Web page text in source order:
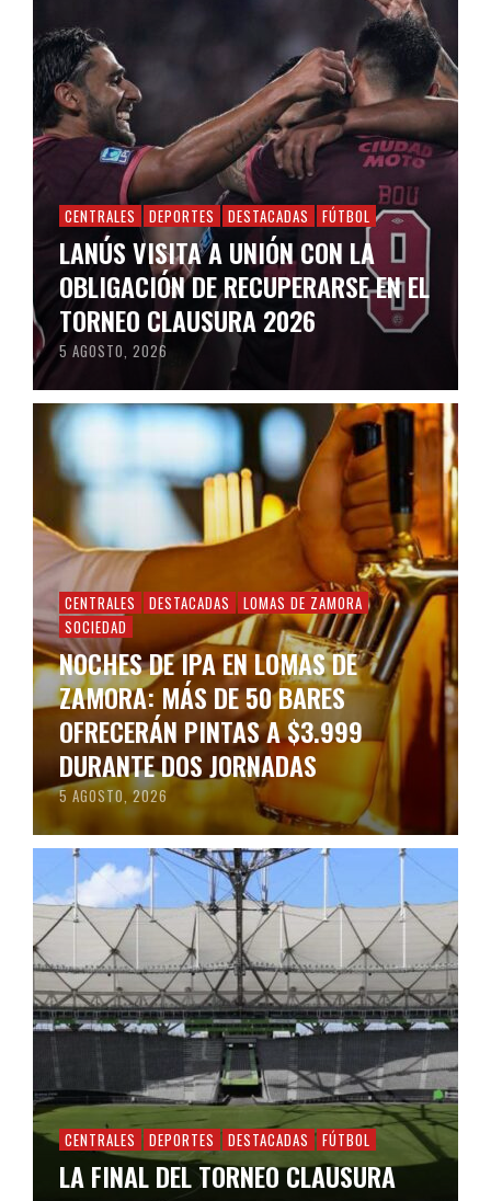
CENTRALES DEPORTES DESTACADAS FÚTBOL
LANÚS VISITA A UNIÓN CON LA
OBLIGACIÓN DE RECUPERARSE EN EL
TORNEO CLAUSURA 2026
5 AGOSTO, 2026
CENTRALES DESTACADAS
LOMAS DE ZAMORA
SOCIEDAD
NOCHES DE IPA EN LOMAS DE
ZAMORA: MÁS DE 50 BARES
OFRECERÁN PINTAS A $3.999
DURANTE DOS JORNADAS
5 AGOSTO, 2026
CENTRALES DEPORTES DESTACADAS FÚTBOL
LA FINAL DEL TORNEO CLAUSURA